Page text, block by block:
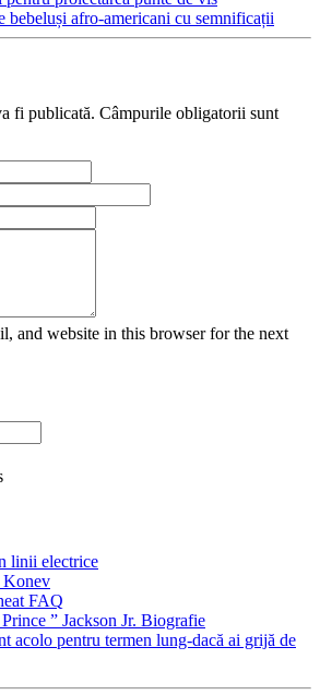
bebeluși afro-americani cu semnificații
fi publicată. Câmpurile obligatorii sunt
and website in this browser for the next
linii electrice
Konev
FAQ
” Jackson Jr. Biografie
acolo pentru termen lung-dacă ai grijă de